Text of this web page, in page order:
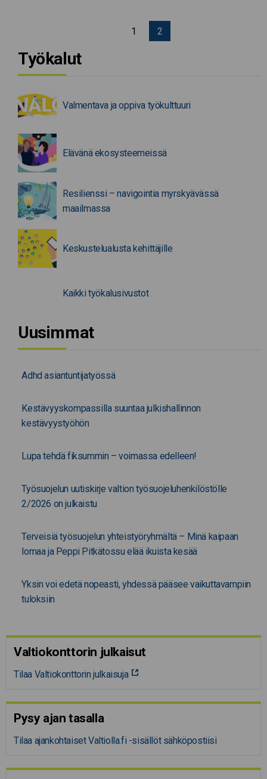
Edellinen sivu
1 2
Työkalut
Valmentava ja oppiva työkulttuuri
Elävänä ekosysteemeissä
Resilienssi – navigointia myrskyävässä
maailmassa
Keskustelualusta kehittäjille
Kaikki työkalusivustot
Uusimmat
Adhd asiantuntijatyössä
Kestävyyskompassilla suuntaa julkishallinnon
kestävyystyöhön
Lupa tehdä fiksummin – voimassa edelleen!
Työsuojelun uutiskirje valtion työsuojeluhenkilöstölle
2/2026 on julkaistu
Terveisiä työsuojelun yhteistyöryhmältä – Minä kaipaan
lomaa ja Peppi Pitkätossu elää ikuista kesää
Yksin voi edetä nopeasti, yhdessä pääsee vaikuttavampiin
tuloksiin
Valtiokonttorin julkaisut
Tilaa Valtiokonttorin julkaisuja
Pysy ajan tasalla
Tilaa ajankohtaiset Valtiolla.fi -sisällöt sähköpostiisi